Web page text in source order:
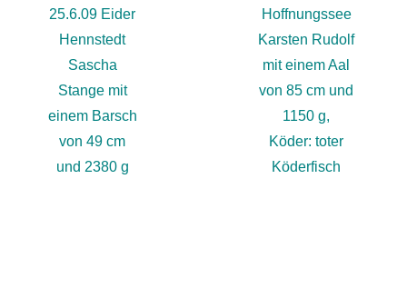
25.6.09 Eider
Hennstedt
Sascha
Stange mit
einem Barsch
von 49 cm
und 2380 g
Hoffnungssee
Karsten Rudolf
mit einem Aal
von 85 cm und
1150 g,
Köder: toter
Köderfisch